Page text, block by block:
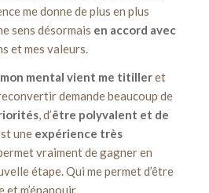
me donne de plus en plus
sens désormais en accord avec
et mes valeurs.
mon mental vient me titilleret
demande beaucoup de
, d’être polyvalent et de
une expérience très
vraiment de gagner en
étape. Qui me permet d’être
m’épanouir.